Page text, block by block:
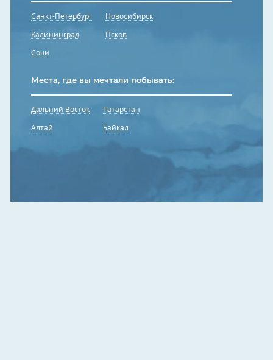
Санкт-Петербург
Калининград
Сочи
Новосибирск
Псков
Места, где вы мечтали побывать:
Дальний Восток
Алтай
Татарстан
Байкал